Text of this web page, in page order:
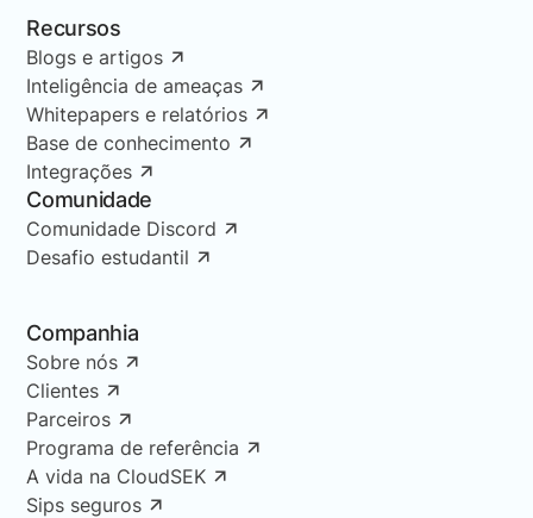
Recursos
Blogs e artigos
Inteligência de ameaças
Whitepapers e relatórios
Base de conhecimento
Integrações
Comunidade
Comunidade Discord
Desafio estudantil
Companhia
Sobre nós
Clientes
Parceiros
Programa de referência
A vida na CloudSEK
Sips seguros